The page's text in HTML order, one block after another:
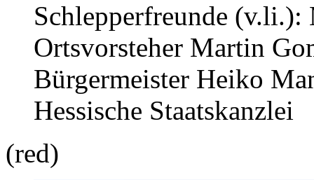
Schlepperfreunde (v.li.):
Ortsvorsteher Martin
Bürgermeister Heiko
Hessische Staatskanzlei
(red)